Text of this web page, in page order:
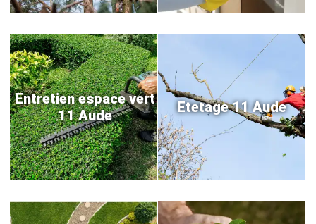
Entretien espace vert
11 Aude
Etetage 11 Aude